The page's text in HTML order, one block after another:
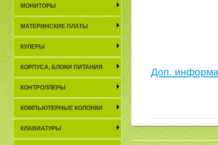
Доп.
МОНИТОРЫ
МАТЕРИНСКИЕ ПЛАТЫ
КУЛЕРЫ
КОРПУСА, БЛОКИ ПИТАНИЯ
КОНТРОЛЛЕРЫ
КОМПЬЮТЕРНЫЕ КОЛОНКИ
КЛАВИАТУРЫ